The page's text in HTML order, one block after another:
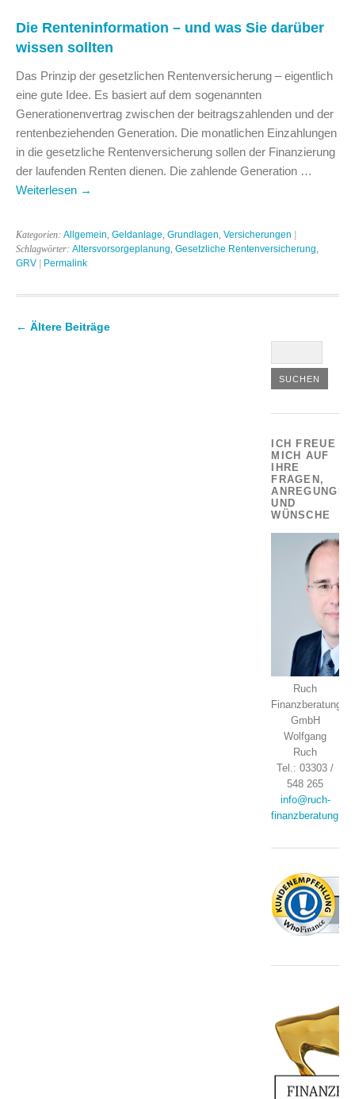
Die Renteninformation – und was Sie darüber
wissen sollten
Das Prinzip der gesetzlichen Rentenversicherung – eigentlich
eine gute Idee. Es basiert auf dem sogenannten
Generationenvertrag zwischen der beitragszahlenden und der
rentenbeziehenden Generation. Die monatlichen Einzahlungen
in die gesetzliche Rentenversicherung sollen der Finanzierung
der laufenden Renten dienen. Die zahlende Generation …
Weiterlesen →
Kategorien: Allgemein Geldanlage Grundlagen Versicherungen |
Schlagwörter: Altersvorsorgeplanung Gesetzliche Rentenversicherung
GRV | Permalink
← Ältere Beiträge
ICH FREUE
MICH AUF
IHRE
FRAGEN,
ANREGUNGEN
UND
WÜNSCHE
Ruch
Finanzberatung
GmbH
Wolfgang
Ruch
Tel.: 03303 /
548 265
info@ruch-
finanzberatung.de